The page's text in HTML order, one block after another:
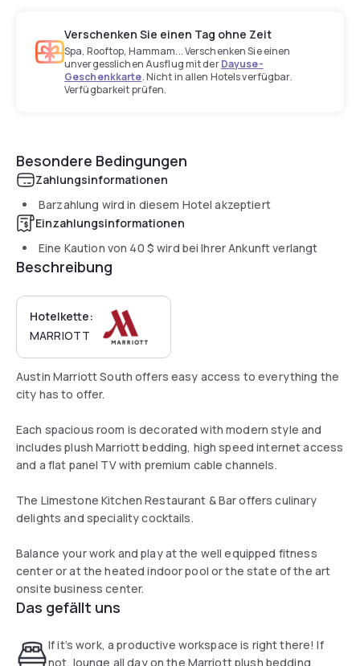
Verschenken Sie einen Tag ohne Zeit
Spa, Rooftop, Hammam... Verschenken Sie einen
unvergesslichen Ausflug mit derDayuse-
Geschenkkarte. Nicht in allen Hotels verfügbar.
Verfügbarkeit prüfen.
Besondere Bedingungen
Zahlungsinformationen
Barzahlung wird in diesem Hotel akzeptiert
Einzahlungsinformationen
Eine Kaution von 40 $ wird bei Ihrer Ankunft verlangt
Beschreibung
Hotelkette:
MARRIOTT
Austin Marriott South offers easy access to everything the
city has to offer.
Each spacious room is decorated with modern style and
includes plush Marriott bedding, high speed internet access
and a flat panel TV with premium cable channels.
The Limestone Kitchen Restaurant & Bar offers culinary
delights and speciality cocktails.
Balance your work and play at the well equipped fitness
center or at the heated indoor pool or the state of the art
onsite business center.
Das gefällt uns
If it’s work, a productive workspace is right there! If
not, lounge all day on the Marriott plush bedding